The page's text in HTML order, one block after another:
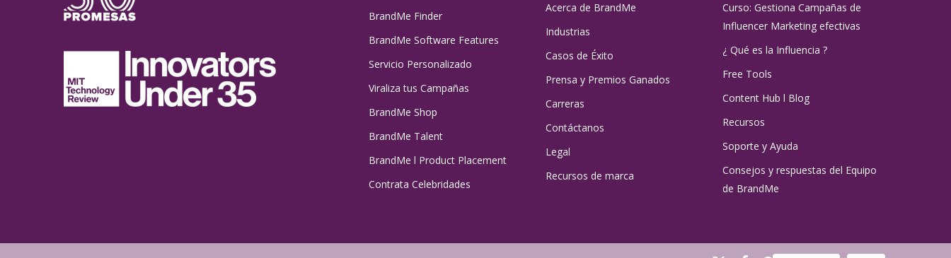
BrandMe Finder
BrandMe Software Features
Servicio Personalizado
Viraliza tus Campañas
BrandMe Shop
BrandMe Talent
BrandMe l Product Placement
Contrata Celebridades
Acerca de BrandMe
Industrias
Casos de Éxito
Prensa y Premios Ganados
Carreras
Contáctanos
Legal
Recursos de marca
Curso: Gestiona Campañas de
Influencer Marketing efectivas
¿ Qué es la Influencia ?
Free Tools
Content Hub l Blog
Recursos
Soporte y Ayuda
Consejos y respuestas del Equipo
de BrandMe